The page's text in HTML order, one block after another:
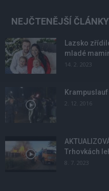
NEJČTENĚJŠÍ ČLÁNKY
Lazsko
mladé
14. 2. 2023
2. 12. 2016
Trhovkách
8. 7. 2023